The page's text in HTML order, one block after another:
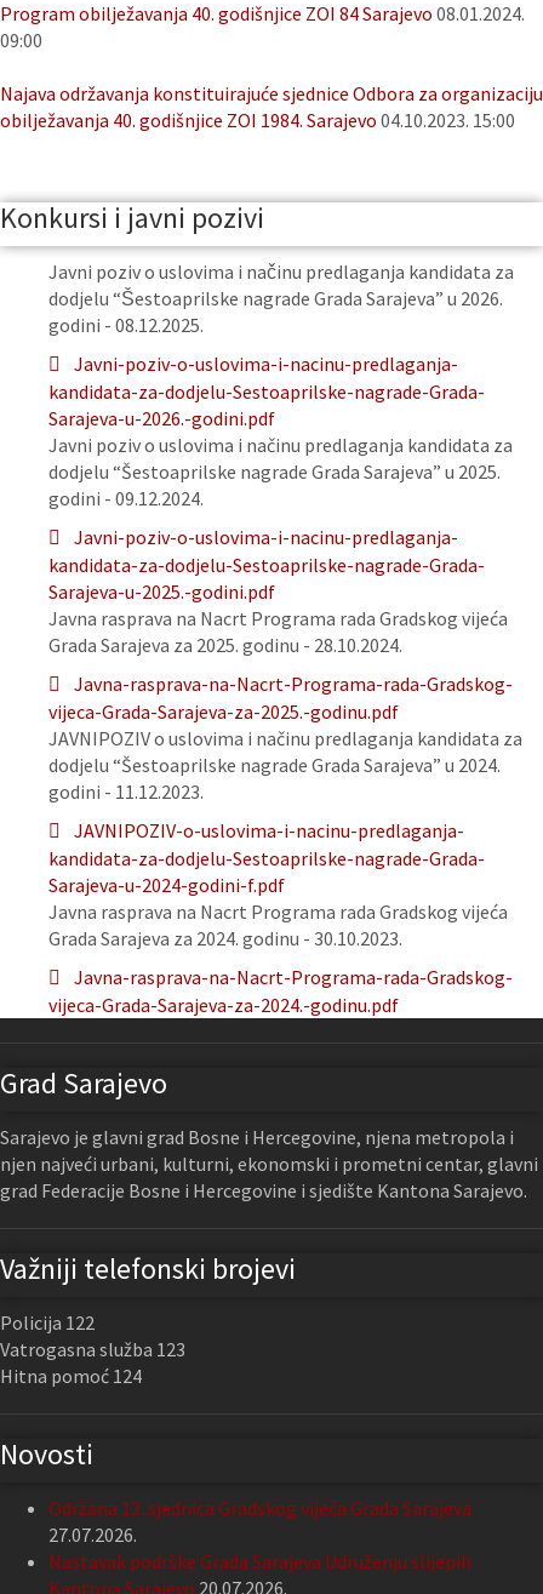
Program obilježavanja 40. godišnjice ZOI 84 Sarajevo 08.01.2024.
09:00
Najava održavanja konstituirajuće sjednice Odbora za organizaciju
obilježavanja 40. godišnjice ZOI 1984. Sarajevo 04.10.2023. 15:00
Konkursi i javni pozivi
Javni poziv o uslovima i načinu predlaganja kandidata za
dodjelu “Šestoaprilske nagrade Grada Sarajeva” u 2026.
godini - 08.12.2025.
Javni-poziv-o-uslovima-i-nacinu-predlaganja-
kandidata-za-dodjelu-Sestoaprilske-nagrade-Grada-
Sarajeva-u-2026.-godini.pdf
Javni poziv o uslovima i načinu predlaganja kandidata za
dodjelu “Šestoaprilske nagrade Grada Sarajeva” u 2025.
godini - 09.12.2024.
Javni-poziv-o-uslovima-i-nacinu-predlaganja-
kandidata-za-dodjelu-Sestoaprilske-nagrade-Grada-
Sarajeva-u-2025.-godini.pdf
Javna rasprava na Nacrt Programa rada Gradskog vijeća
Grada Sarajeva za 2025. godinu - 28.10.2024.
Javna-rasprava-na-Nacrt-Programa-rada-Gradskog-
vijeca-Grada-Sarajeva-za-2025.-godinu.pdf
JAVNIPOZIV o uslovima i načinu predlaganja kandidata za
dodjelu “Šestoaprilske nagrade Grada Sarajeva” u 2024.
godini - 11.12.2023.
JAVNIPOZIV-o-uslovima-i-nacinu-predlaganja-
kandidata-za-dodjelu-Sestoaprilske-nagrade-Grada-
Sarajeva-u-2024-godini-f.pdf
Javna rasprava na Nacrt Programa rada Gradskog vijeća
Grada Sarajeva za 2024. godinu - 30.10.2023.
Javna-rasprava-na-Nacrt-Programa-rada-Gradskog-
vijeca-Grada-Sarajeva-za-2024.-godinu.pdf
Grad Sarajevo
Sarajevo je glavni grad Bosne i Hercegovine, njena metropola i
njen najveći urbani, kulturni, ekonomski i prometni centar, glavni
grad Federacije Bosne i Hercegovine i sjedište Kantona Sarajevo.
Važniji telefonski brojevi
Policija 122
Vatrogasna služba 123
Hitna pomoć 124
Novosti
Održana 13. sjednica Gradskog vijeća Grada Sarajeva
27.07.2026.
Nastavak podrške Grada Sarajeva Udruženju slijepih
Kantona Sarajevo 20.07.2026.